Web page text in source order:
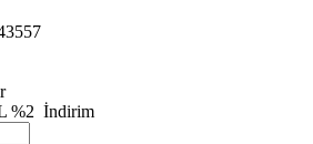
%2 İndirim